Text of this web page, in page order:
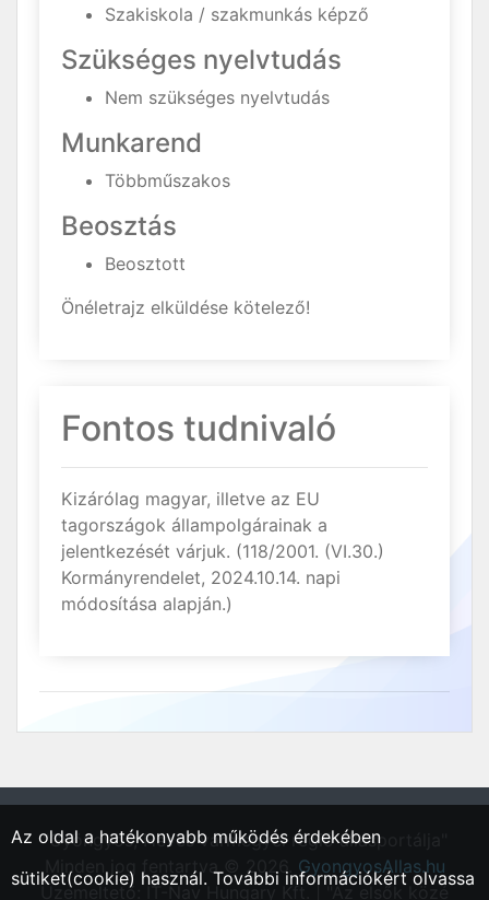
Szakiskola / szakmunkás képző
Szükséges nyelvtudás
Nem szükséges nyelvtudás
Munkarend
Többműszakos
Beosztás
Beosztott
Önéletrajz elküldése kötelező!
Fontos tudnivaló
Kizárólag magyar, illetve az EU
tagországok állampolgárainak a
jelentkezését várjuk. (118/2001. (VI.30.)
Kormányrendelet, 2024.10.14. napi
módosítása alapján.)
"Gyöngyös, Heves vármegyei régió állásportálja"
Minden jog fentartva © 2026. GyongyosAllas.hu
Üzemeltető: IT-Nav Hungary Kft. | "Az elsők közé
Az oldal a hatékonyabb működés érdekében
sütiket(cookie) használ. További információkért olvassa